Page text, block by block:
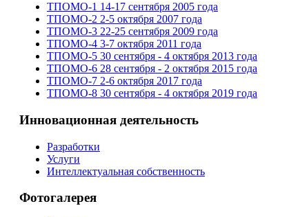
ТПОМО-1 14-17 сентября 2005 года
ТПОМО-2 2-5 октября 2007 года
ТПОМО-3 22-25 сентября 2009 года
ТПОМО-4 3-7 октября 2011 года
ТПОМО-5 30 сентября - 4 октября 2013 года
ТПОМО-6 28 сентября - 2 октября 2015 года
ТПОМО-7 2-6 октября 2017 года
ТПОМО-8 30 сентября - 4 октября 2019 года
Инновационная деятельность
Разработки
Услуги
Интеллектуальная собственность
Фотогалерея